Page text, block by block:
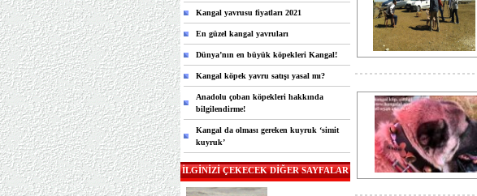
Kangal yavrusu fiyatları 2021
En güzel kangal yavruları
Dünya’nın en büyük köpekleri Kangal!
Kangal köpek yavru satışı yasal mı?
Anadolu çoban köpekleri hakkında
bilgilendirme!
Kangal da olması gereken kuyruk ‘simit
kuyruk’
İLGİNİZİ ÇEKECEK DİĞER SAYFALAR